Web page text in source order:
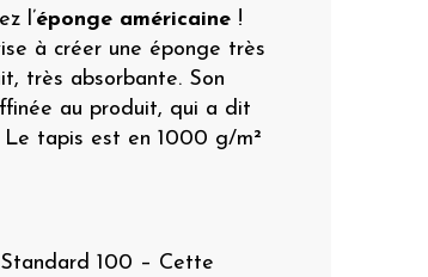
l’éponge américaine !
à créer une éponge très
très absorbante. Son
au produit, qui a dit
Le tapis est en 1000 g/m²
100 – Cette